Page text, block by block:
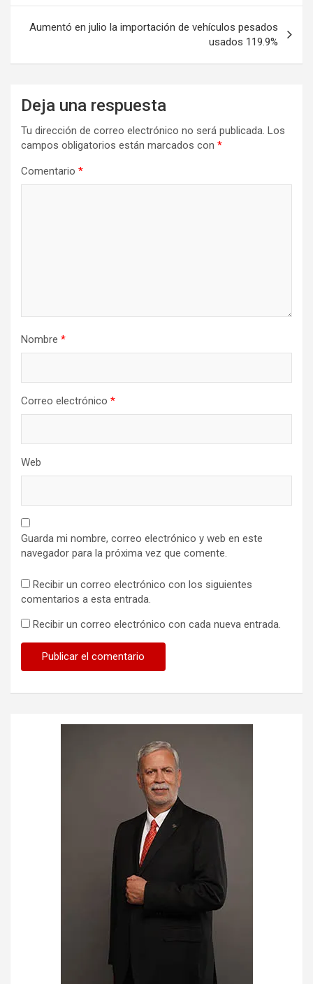
Aumentó en julio la importación de vehículos pesados
usados 119.9%
Deja una respuesta
Tu dirección de correo electrónico no será publicada. Los
campos obligatorios están marcados con *
Comentario *
Nombre *
Correo electrónico *
Web
Guarda mi nombre, correo electrónico y web en este
navegador para la próxima vez que comente.
Recibir un correo electrónico con los siguientes
comentarios a esta entrada.
Recibir un correo electrónico con cada nueva entrada.